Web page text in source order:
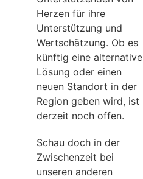
Herzen für ihre
Unterstützung und
Wertschätzung. Ob es
künftig eine alternative
Lösung oder einen
neuen Standort in der
Region geben wird, ist
derzeit noch offen.
Schau doch in der
Zwischenzeit bei
unseren anderen